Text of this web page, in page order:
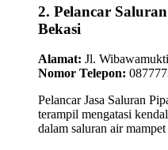
2. Pelancar
Bekasi
Alamat: Jl.
Nomor Telepon:
Pelancar Jasa Saluran
terampil mengatasi
dalam saluran air